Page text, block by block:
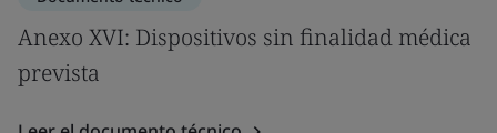
Anexo XVI: Dispositivos sin finalidad médica
prevista